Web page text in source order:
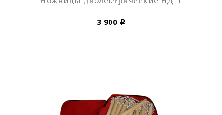
3 900 Р